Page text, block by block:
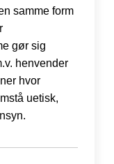
samme form
gør sig
henvender
hvor
uetisk,